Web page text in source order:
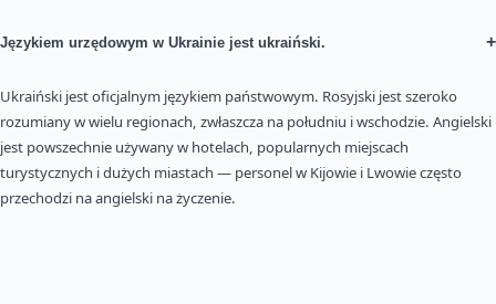
Językiem urzędowym w Ukrainie jest ukraiński. +
Ukraiński jest oficjalnym językiem państwowym. Rosyjski jest szeroko
rozumiany w wielu regionach, zwłaszcza na południu i wschodzie. Angielski
jest powszechnie używany w hotelach, popularnych miejscach
turystycznych i dużych miastach — personel w Kijowie i Lwowie często
przechodzi na angielski na życzenie.